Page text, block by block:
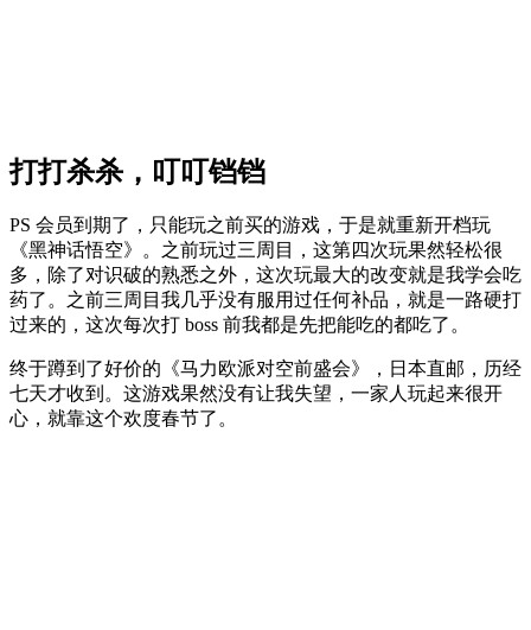
打打杀杀，叮叮铛铛
PS 会员到期了，只能玩之前买的游戏，于是就重新开档玩
《黑神话悟空》。之前玩过三周目，这第四次玩果然轻松很
多，除了对识破的熟悉之外，这次玩最大的改变就是我学会吃
药了。之前三周目我几乎没有服用过任何补品，就是一路硬打
过来的，这次每次打 boss 前我都是先把能吃的都吃了。
终于蹲到了好价的《马力欧派对空前盛会》，日本直邮，历经
七天才收到。这游戏果然没有让我失望，一家人玩起来很开
心，就靠这个欢度春节了。